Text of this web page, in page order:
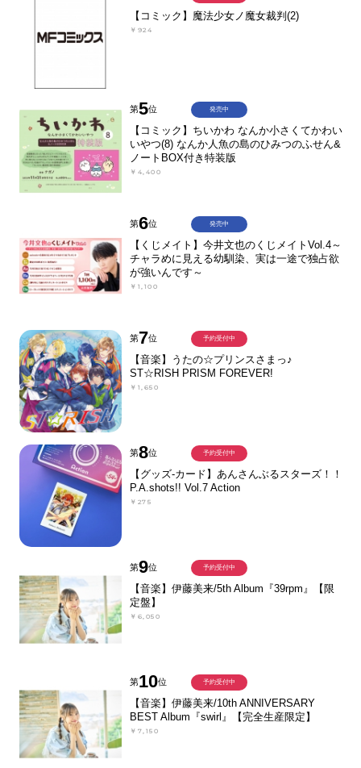
【コミック】魔法少女ノ魔女裁判(2)
￥924
第5位
【コミック】ちいかわ なんか小さくてかわい
いやつ(8) なんか人魚の島のひみつのふせん&
ノートBOX付き特装版
￥4,400
発売中
第6位
【くじメイト】今井文也のくじメイトVol.4～
チャラめに見える幼馴染、実は一途で独占欲
が強いんです～
￥1,100
発売中
第7位
【音楽】うたの☆プリンスさまっ♪
ST☆RISH PRISM FOREVER!
￥1,650
予約受付中
第8位
【グッズ-カード】あんさんぶるスターズ！！
P.A.shots!! Vol.7 Action
￥275
予約受付中
第9位
【音楽】伊藤美来/5th Album『39rpm』【限
定盤】
￥6,050
予約受付中
第10位
【音楽】伊藤美来/10th ANNIVERSARY
BEST Album『swirl』【完全生産限定】
￥7,150
予約受付中